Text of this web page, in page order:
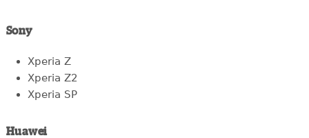
Sony
Xperia Z
Xperia Z2
Xperia SP
Huawei